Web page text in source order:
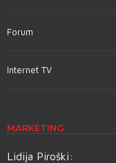
Forum
Internet TV
MARKETING
Lidija Piroški: